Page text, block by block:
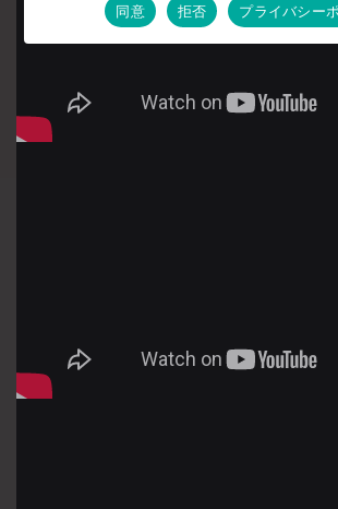
同意
拒否 プライバシー